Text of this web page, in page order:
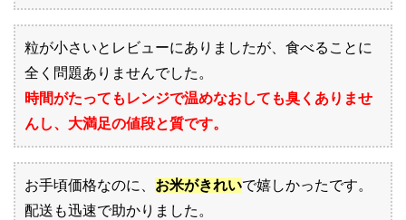
粒が小さいとレビューにありましたが、食べることに
全く問題ありませんでした。
時間がたってもレンジで温めなおしても臭くありませ
んし、大満足の値段と質です。
お手頃価格なのに、 お米がきれいで嬉しかったです。
配送も迅速で助かりました。